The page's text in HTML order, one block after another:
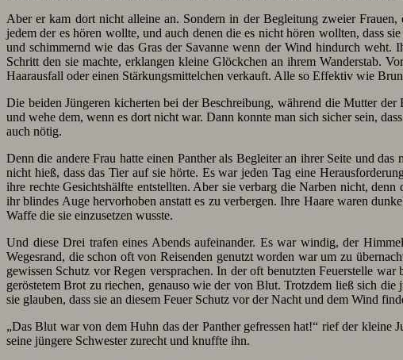
Aber er kam dort nicht alleine an. Sondern in der Begleitung zweier
jedem der es hören wollte, und auch denen die es nicht hören wollten, dass
und schimmernd wie das Gras der Savanne wenn der Wind hindurch
Schritt den sie machte, erklangen kleine Glöckchen an ihrem Wanderstab.
Haarausfall oder einen Stärkungsmittelchen verkauft. Alle so Effektiv wie
Die beiden Jüngeren kicherten bei der Beschreibung, während die Mutter
und wehe dem, wenn es dort nicht war. Dann konnte man sich sicher sein,
auch nötig.
Denn die andere Frau hatte einen Panther als Begleiter an ihrer Seite und
nicht hieß, dass das Tier auf sie hörte. Es war jeden Tag eine
ihre rechte Gesichtshälfte entstellten. Aber sie verbarg die Narben nicht,
ihr blindes Auge hervorhoben anstatt es zu verbergen. Ihre Haare waren
Waffe die sie einzusetzen wusste.
Und diese Drei trafen eines Abends aufeinander. Es war windig, der
Wegesrand, die schon oft von Reisenden genutzt worden war um zu
gewissen Schutz vor Regen versprachen. In der oft benutzten Feuerstelle
geröstetem Brot zu riechen, genauso wie der von Blut. Trotzdem ließ sich
sie glauben, dass sie an diesem Feuer Schutz vor der Nacht und dem Wind
„Das Blut war von dem Huhn das der Panther gefressen hat!“ rief der
seine jüngere Schwester zurecht und knuffte ihn.